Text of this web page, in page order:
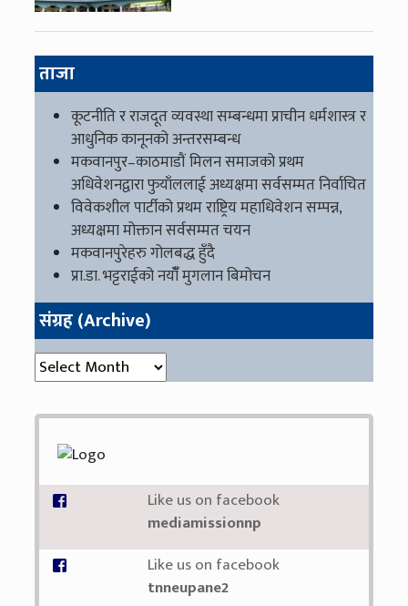
ताजा
कूटनीति र राजदूत व्यवस्था सम्बन्धमा प्राचीन धर्मशास्त्र र
आधुनिक कानूनको अन्तरसम्बन्ध
मकवानपुर–काठमाडौं मिलन समाजको प्रथम
अधिवेशनद्वारा फुयाँललाई अध्यक्षमा सर्वसम्मत निर्वाचित
विवेकशील पार्टीको प्रथम राष्ट्रिय महाधिवेशन सम्पन्न,
अध्यक्षमा मोक्तान सर्वसम्मत चयन
मकवानपुरेहरु गोलबद्ध हुँदै
प्रा.डा. भट्टराईको नयाँँ मुगलान बिमोचन
संग्रह (Archive)
संग्रह (Archive)
Like us on facebook
mediamissionnp
Like us on facebook
tnneupane2